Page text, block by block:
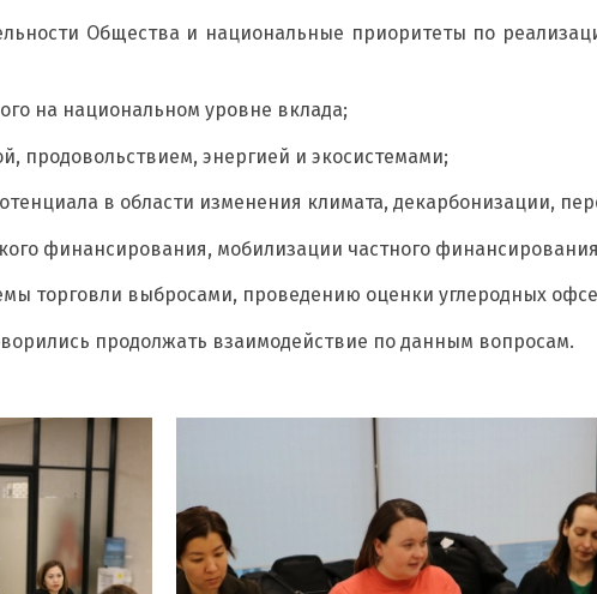
Общества и национальные приоритеты по
на национальном уровне вклада;
продовольствием, энергией и экосистемами;
в области изменения климата, декарбонизации,
финансирования, мобилизации частного
торговли выбросами, проведению оценки углеродных
продолжать взаимодействие по данным вопросам.